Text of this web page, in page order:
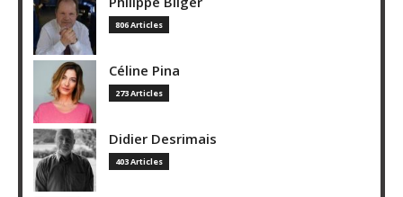
806 Articles
Céline Pina
273 Articles
Didier Desrimais
403 Articles